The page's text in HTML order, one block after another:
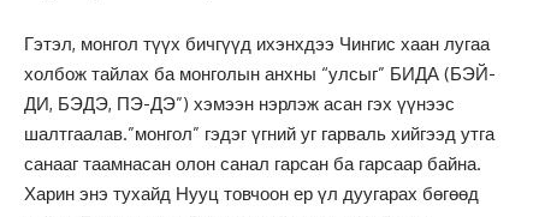
Гэтэл, монгол түүх бичгүүд ихэнхдээ Чингис хаан лугаа
холбож тайлах ба монголын анхны “улсыг” БИДА (БЭЙ-
ДИ, БЭДЭ, ПЭ-ДЭ”) хэмээн нэрлэж асан гэх үүнээс
шалтгаалав.”монгол” гэдэг үгний уг гарваль хийгээд утга
санааг таамнасан олон санал гарсан ба гарсаар байна.
Харин энэ тухайд Нууц товчоон ер үл дуугарах бөгөөд